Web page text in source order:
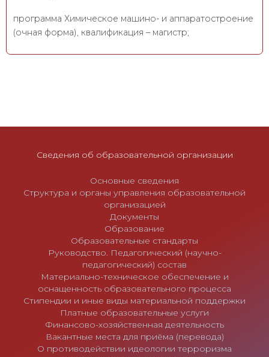
программа Химическое машино- и аппаратостроение
(очная форма), квалификация – магистр;
Сведения об образовательной организации
Основные сведения
Структура и органы управления образовательной
организацией
Документы
Образование
Образовательные стандарты
Руководство. Педагогический (научно-
педагогический) состав
Материально-техническое обеспечение и
оснащенность образовательного процесса
Стипендии и иные виды материальной поддержки
Платные образовательные услуги
Финансово-хозяйственная деятельность
Вакантные места для приёма (перевода)
О противодействии идеологии терроризма